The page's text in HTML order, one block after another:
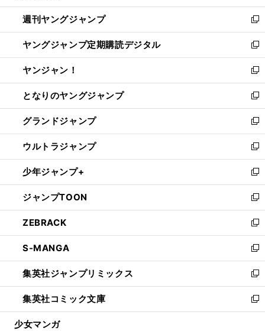
開
く
ウ
で
開
く
ン
ド
ウ
で
開
く
ウ
ィ
ン
ド
ウ
で
開
く
週刊ヤングジャンプ
新
し
い
ウ
ィ
ン
ド
ウ
で
開
く
ヤングジャンプ定期購読デジタル
新
し
い
ウ
ィ
ン
ド
ウ
で
開
く
ヤンジャン！
新
し
い
ウ
ィ
ン
ド
ウ
で
開
く
となりのヤングジャンプ
新
し
い
ウ
ィ
ン
ド
ウ
で
開
く
グランドジャンプ
新
し
い
ウ
ィ
ン
ド
ウ
で
開
く
ウルトラジャンプ
新
し
い
ウ
ィ
ン
ド
ウ
で
開
く
少年ジャンプ+
新
し
い
ウ
ィ
ン
ド
ウ
で
開
く
ジャンプTOON
新
し
い
ウ
ィ
ン
ド
ウ
で
開
ZEBRACK
新
し
い
ウ
ィ
ン
ド
ウ
S-MANGA
新
し
い
ウ
ィ
ン
集英社ジャンプリミックス
新
し
い
ウ
集英社コミック文庫
新
し
少女マンガ